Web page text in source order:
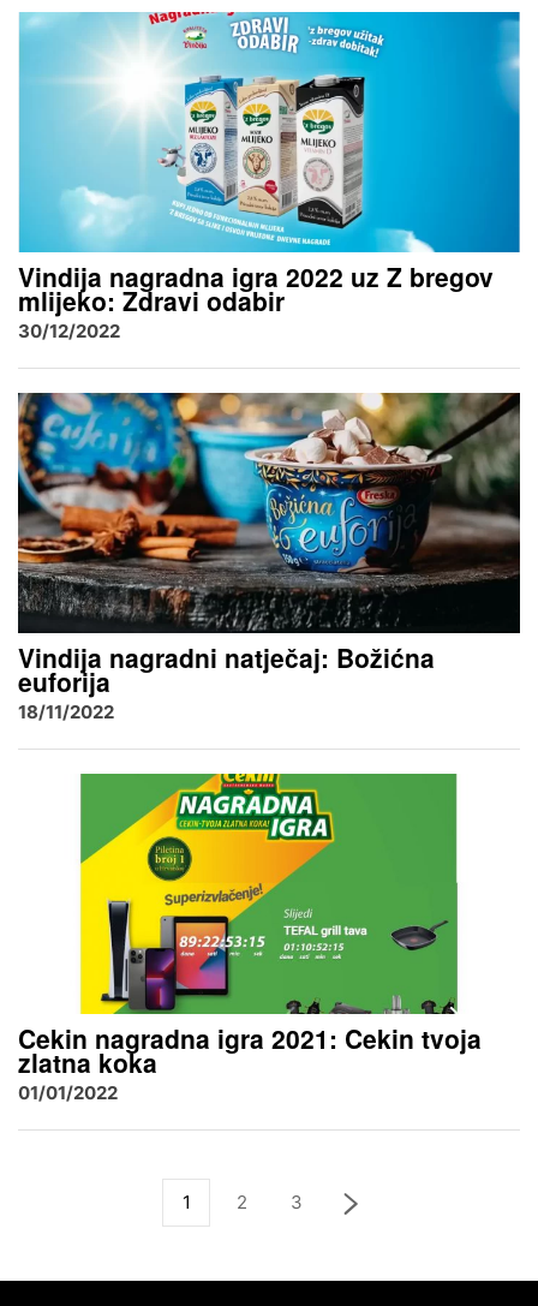
Vindija nagradna igra 2022 uz Z bregov
mlijeko: Zdravi odabir
30/12/2022
Vindija nagradni natječaj: Božićna
euforija
18/11/2022
Cekin nagradna igra 2021: Cekin tvoja
zlatna koka
01/01/2022
1 2 3